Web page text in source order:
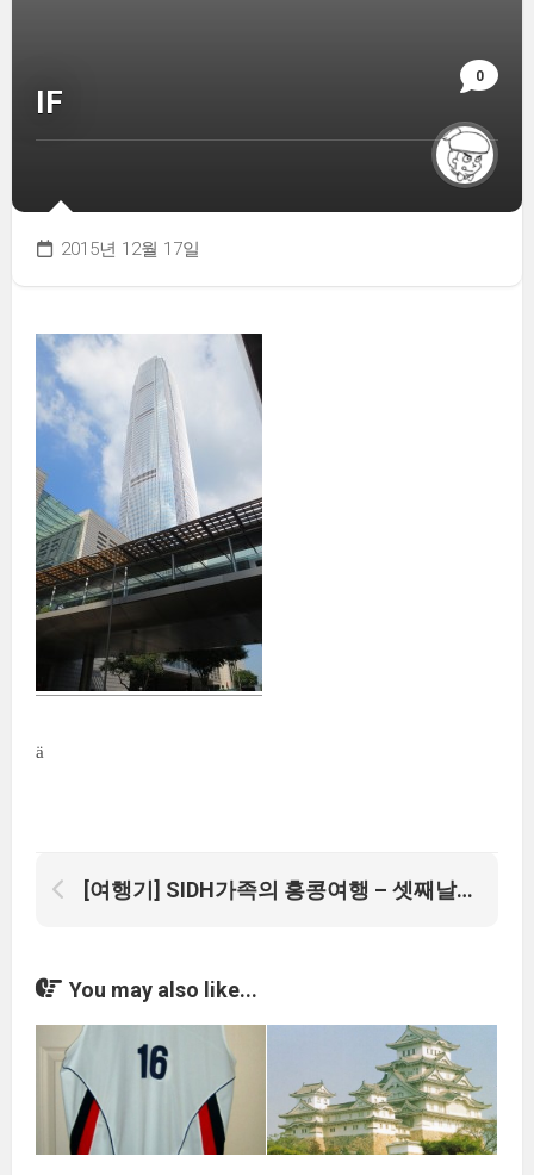
0
IF
2015년 12월 17일
ä
[여행기] SIDH가족의 홍콩여행 – 셋째날 (스탠리)
You may also like...